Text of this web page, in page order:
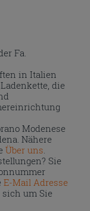
Fa.
in Italien
die
Modenese
Nähere
Über uns.
Sie
E-Mail Adresse
um Sie